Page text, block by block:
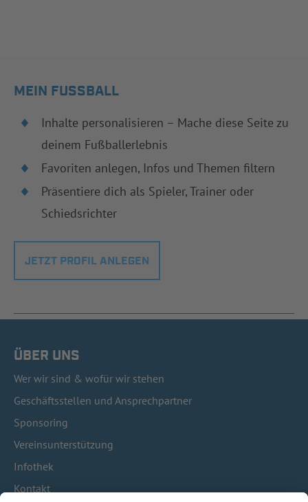
MEIN FUSSBALL
Inhalte personalisieren – Mache diese Seite zu
deinem Fußballerlebnis
Favoriten anlegen, Infos und Themen filtern
Präsentiere dich als Spieler, Trainer oder
Schiedsrichter
JETZT PROFIL ANLEGEN
ÜBER UNS
Wer wir sind & wofür wir stehen
Geschäftsstellen und Ansprechpartner
Sponsoring
Vereinsunterstützung
Infothek
Kontakt